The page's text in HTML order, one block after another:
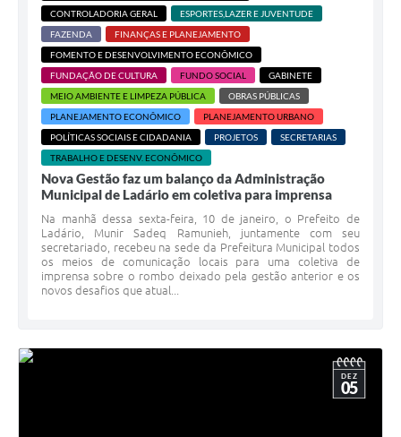
CONTROLADORIA GERAL
ESPORTES,LAZER E JUVENTUDE
FAZENDA
FINANÇAS E PLANEJAMENTO
FOMENTO E DESENVOLVIMENTO ECONÔMICO
FUNDAÇÃO DE CULTURA
FUNDO SOCIAL
GABINETE
MEIO AMBIENTE E LIMPEZA PÚBLICA
OBRAS PÚBLICAS
PLANEJAMENTO ECONÔMICO
PLANEJAMENTO URBANO
POLÍTICAS SOCIAIS E CIDADANIA
PROJETOS
SECRETARIAS
TRABALHO E DESENV. ECONÔMICO
Nova Gestão faz um balanço da Administração
Municipal de Ladário em coletiva para imprensa
Na manhã dessa sexta-feira, 10 de janeiro, o Prefeito de
Ladário, Munir Sadeq Ramunieh, juntamente com seu
secretariado, recebeu na sede da Prefeitura Municipal todos
os meios de comunicação locais para uma coletiva de
imprensa sobre o rombo deixado pela gestão anterior e os
novos desafios que atual...
DEZ
05